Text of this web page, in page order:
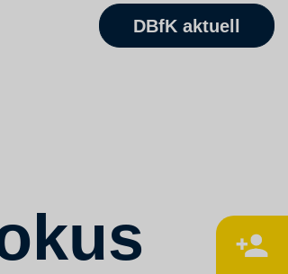
DBfK aktuell